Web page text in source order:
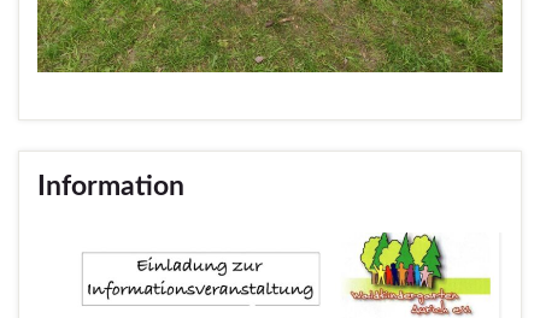
Information